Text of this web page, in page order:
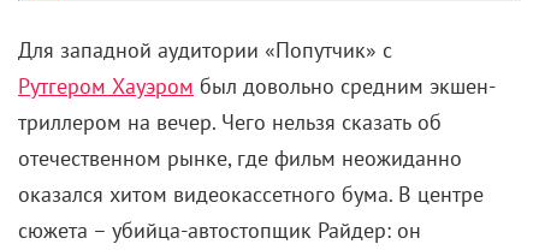
Для западной аудитории «Попутчик» с
Рутгером Хауэром был довольно средним экшен-
триллером на вечер. Чего нельзя сказать об
отечественном рынке, где фильм неожиданно
оказался хитом видеокассетного бума. В центре
сюжета – убийца-автостопщик Райдер: он